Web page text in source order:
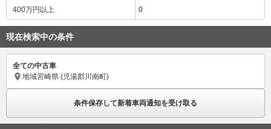
400万円 以上 0
現在検索中の条件
全ての中古車
地域宮崎県 (児湯郡川南町)
条件保存して新着車両通知を受け取る